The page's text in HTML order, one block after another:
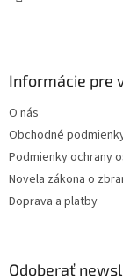
Informácie pre
O nás
Obchodné
Podmienky ochrany
Novela zákona o
Doprava a platby
Odoberať